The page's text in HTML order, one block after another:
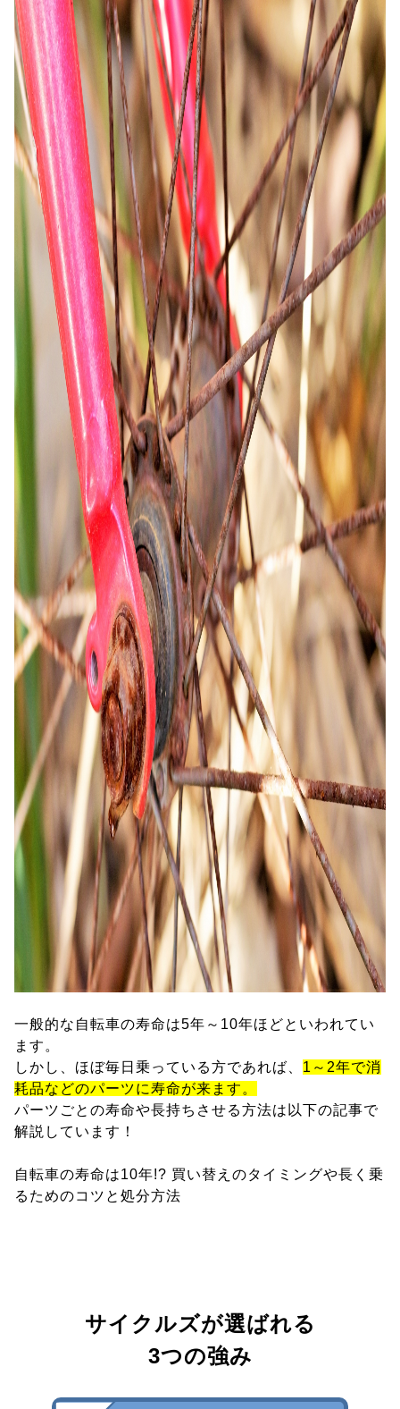
一般的な自転車の寿命は5年～10年ほどといわれてい
ます。
しかし、ほぼ毎日乗っている方であれば、 1～2年で消
耗品などのパーツに寿命が来ます。
パーツごとの寿命や長持ちさせる方法は以下の記事で
解説しています！
自転車の寿命は10年!? 買い替えのタイミングや長く乗
るためのコツと処分方法
サイクルズが選ばれる
3つの強み